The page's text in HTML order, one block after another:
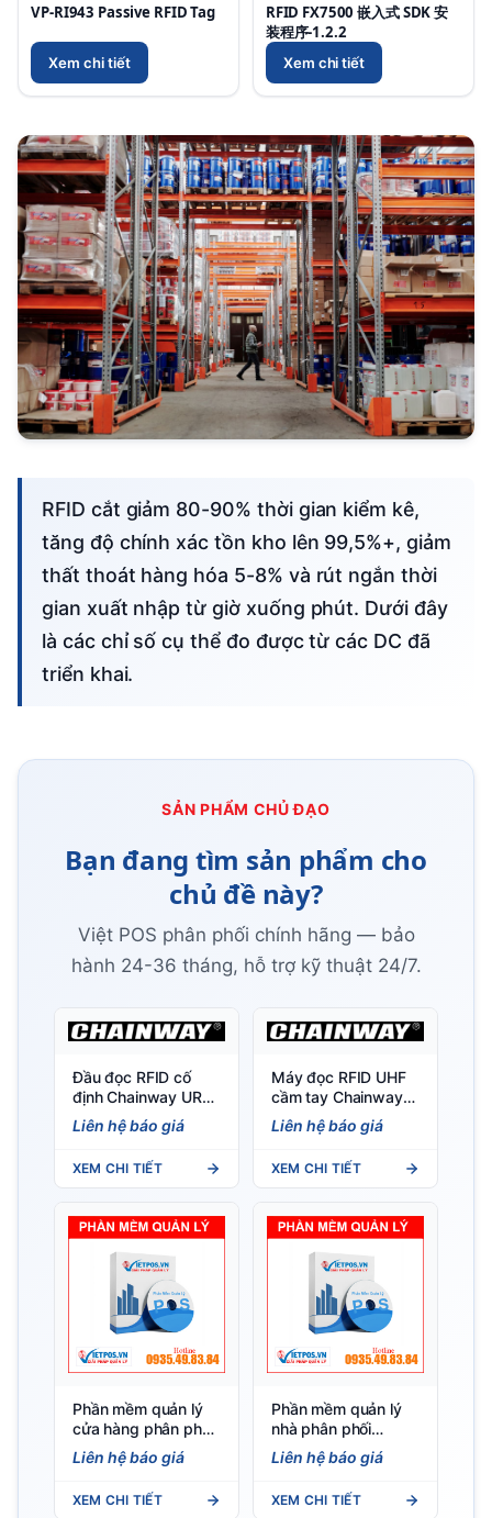
VP-RI943 Passive RFID Tag
Xem chi tiết
RFID FX7500 嵌入式 SDK 安
装程序-1.2.2
Xem chi tiết
RFID cắt giảm 80-90% thời gian kiểm kê,
tăng độ chính xác tồn kho lên 99,5%+, giảm
thất thoát hàng hóa 5-8% và rút ngắn thời
gian xuất nhập từ giờ xuống phút. Dưới đây
là các chỉ số cụ thể đo được từ các DC đã
triển khai.
SẢN PHẨM CHỦ ĐẠO
Bạn đang tìm sản phẩm cho
chủ đề này?
Việt POS phân phối chính hãng — bảo
hành 24-36 tháng, hỗ trợ kỹ thuật 24/7.
Đầu đọc RFID cố
định Chainway UR4
4 cổng, chip Impinj E
Series
Liên hệ báo giá
XEM CHI TIẾT
Máy đọc RFID UHF
cầm tay Chainway
C66 (Android 11/13)
- Tích hợp RFID, nhẹ
Liên hệ báo giá
XEM CHI TIẾT
Phần mềm quản lý
cửa hàng phân phối
gas Việt POS — Đơn
giao gas, công nợ
đại lý, tuyến bán
hàng
Liên hệ báo giá
XEM CHI TIẾT
Phần mềm quản lý
nhà phân phối
VietPOS — Đơn sỉ,
công nợ, tuyến bán
Liên hệ báo giá
XEM CHI TIẾT